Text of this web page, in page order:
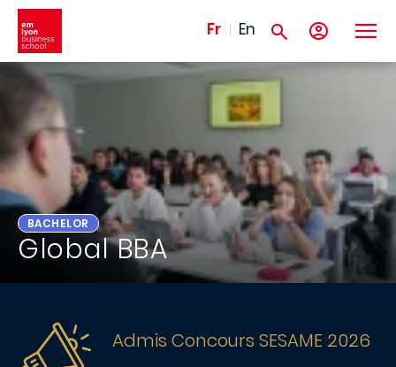
Aller au contenu principal
Fr En
BACHELOR
Global BBA
Admis Concours SESAME 2026